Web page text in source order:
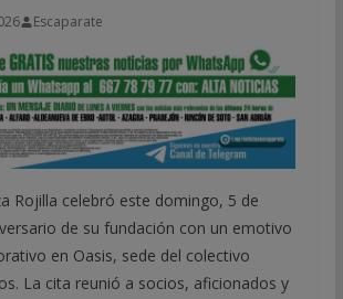
Escaparate
Rojilla celebró este domingo, 5 de
de su fundación con un emotivo
en Oasis, sede del colectivo
La cita reunió a socios, aficionados y